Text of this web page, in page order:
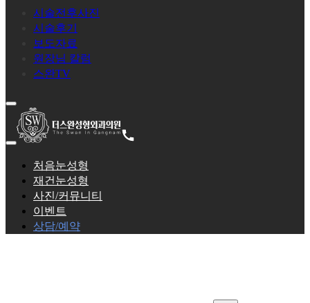
시술전후사진
시술후기
보도자료
원장님 칼럼
스완TV
처음눈성형
재건눈성형
사진/커뮤니티
이벤트
상담/예약